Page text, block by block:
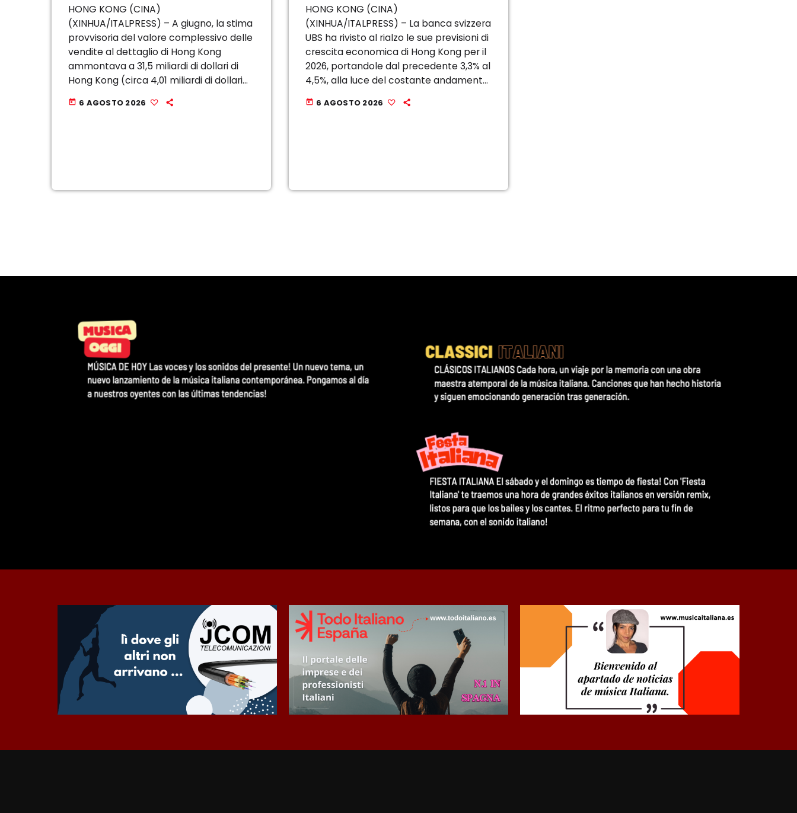
HONG KONG (CINA)
(XINHUA/ITALPRESS) – A giugno, la stima
provvisoria del valore complessivo delle
vendite al dettaglio di Hong Kong
ammontava a 31,5 miliardi di dollari di
Hong Kong (circa 4,01 miliardi di dollari
statunitensi), con un aumento del 4,6%
su base annua, secondo i dati ufficiali
today 6 AGOSTO 2026
HONG KONG (CINA)
(XINHUA/ITALPRESS) – La banca svizzera
UBS ha rivisto al rialzo le sue previsioni di
crescita economica di Hong Kong per il
2026, portandole dal precedente 3,3% al
4,5%, alla luce del costante andamento
positivo dell’economia. Lunedi la banca
ha affermato che le esportazioni ad
today 6 AGOSTO 2026